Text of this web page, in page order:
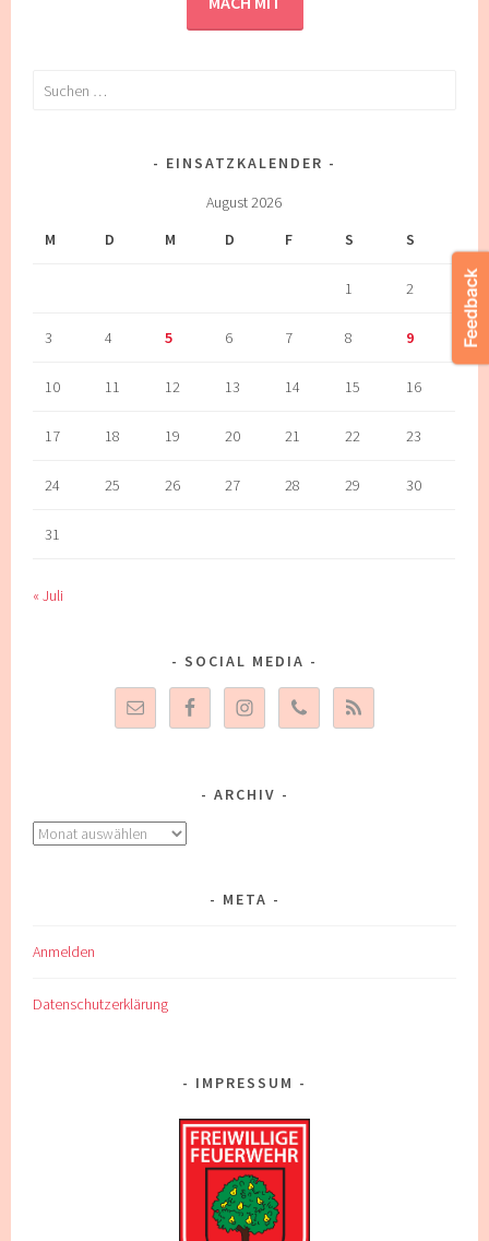
Suchen
EINSATZKALENDER
August 2026
M
D M D F S S
1 2
3 4 5 6 7 8 9
10 11 12 13 14 15 16
17 18 19 20 21 22 23
24 25 26 27 28 29 30
31
« Juli
SOCIAL MEDIA
ARCHIV
Archiv
META
Anmelden
Datenschutzerklärung
IMPRESSUM